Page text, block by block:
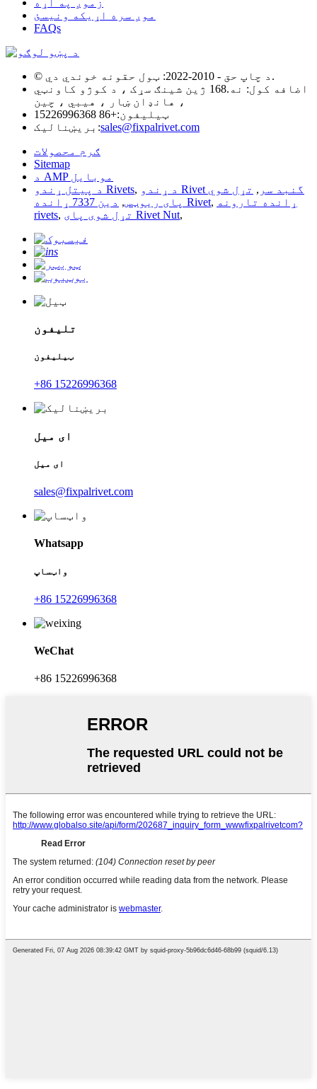
موږ سره اړیکه ونیسئ
FAQs
© د چاپ حق - 2010-2022: ټول حقونه خوندي دي.
اضافه کول: نه.168 ژین شینګ سړک ، د کوژو کاونټي
، هانډان ښار ، هیبي ، چین
ټیلیفون:+86 15226996368
بریښنالیک:sales@fixpalrivet.com
ګرم محصولات
Sitemap
د AMP موبایل
د پیتل ړندو Rivets, د ړندو Rivet گنبد سر , تړل شوي
پای ریوټس, دین 7337 ړانده Rivet, ړانده تارونه
rivets, تړل شوی پای Rivet Nut,
تلیفون
ټیلیفون
+86 15226996368
ای میل
ای میل
sales@fixpalrivet.com
Whatsapp
واټساپ
+86 15226996368
WeChat
+86 15226996368